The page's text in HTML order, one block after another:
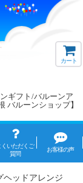
ギフト/バルーンア
バルーンショップ】
カート
くいただくご
質問
お客様の声
ヘッドアレンジ